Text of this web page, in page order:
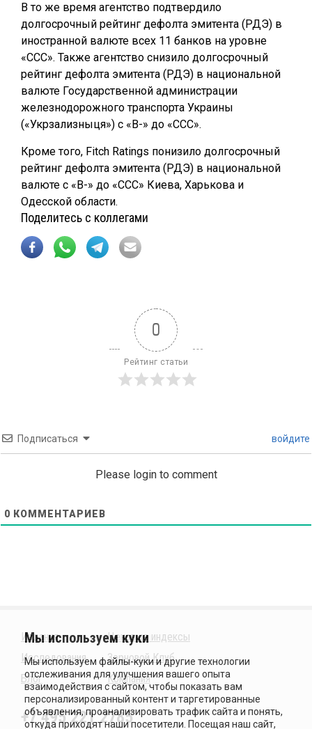
В то же время агентство подтвердило
долгосрочный рейтинг дефолта эмитента (РДЭ) в
иностранной валюте всех 11 банков на уровне
«ССС». Также агентство снизило долгосрочный
рейтинг дефолта эмитента (РДЭ) в национальной
валюте Государственной администрации
железнодорожного транспорта Украины
(«Укрзализныця») с «В-» до «ССС».
Кроме того, Fitch Ratings понизило долгосрочный
рейтинг дефолта эмитента (РДЭ) в национальной
валюте с «В-» до «ССС» Киева, Харькова и
Одесской области.
Поделитесь с коллегами
0
Рейтинг статьи
Подписаться войдите
Please login to comment
0 КОММЕНТАРИЕВ
Издания
Исследования
Блог
Ценовые индексы
Зерновой Клуб
Компания
+7 495 221 2785